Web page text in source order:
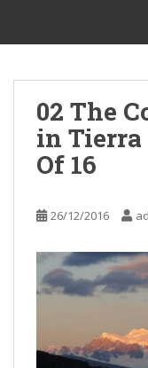
i
02 The
in Tierra
Of 16
26/12/2016